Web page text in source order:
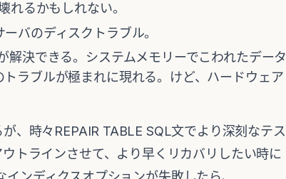
るかもしれない。
バのディスクトラブル。
決できる。システムメモリーでこわれたデータ
ラブルが極まれに現れる。けど、ハードウェア
、時々REPAIR TABLE SQL文でより深刻なテス
トラインさせて、より早くリカバリしたい時に